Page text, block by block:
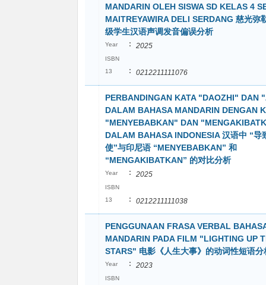
MANDARIN OLEH SISWA SD KELAS 4
MAITREYAWIRA DELI SERDANG 慈光弥
级学生汉语声调发音偏误分析
Year : 2025
ISBN
13
: 0212211111076
PERBANDINGAN KATA "DAOZHI" DAN
DALAM BAHASA MANDARIN DENGAN
"MENYEBABKAN" DAN
DALAM BAHASA INDONESIA 汉语中 “导
使”与印尼语 “MENYEBABKAN” 和
“MENGAKIBATKAN” 的对比分析
Year : 2025
ISBN
13
: 0212211111038
PENGGUNAAN FRASA VERBAL
MANDARIN PADA FILM "LIGHTING UP
STARS" 电影《人生大事》的动词性短语分
Year : 2023
ISBN